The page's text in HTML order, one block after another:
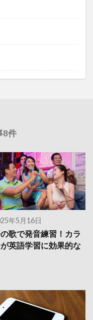
8件
年5月16日
歌で発音練習！カラ
英語学習に効果的な